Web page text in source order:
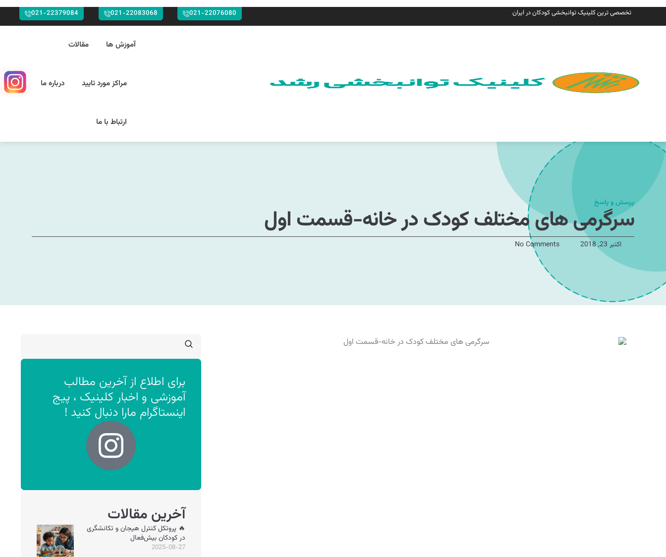
تخصصی ترین کلینیک توانبخشی کودکان در ایران 021-22076080
021-22083068
021-22379084
آموزش ها مقالات
مراکز مورد تایید درباره ما
ارتباط با ما
پرسش و پاسخ
سرگرمی های مختلف کودک در خانه-قسمت اول
اکتبر 23, 2018 No Comments
برای اطلاع از آخرین مطالب
آموزشی و اخبار کلینیک ، پیج
اینستاگرام مارا دنبال کنید !
آخرین مقالات
🔥 پروتکل کنترل هیجان و تکانشگری
در کودکان بیش‌فعال
2025-08-27